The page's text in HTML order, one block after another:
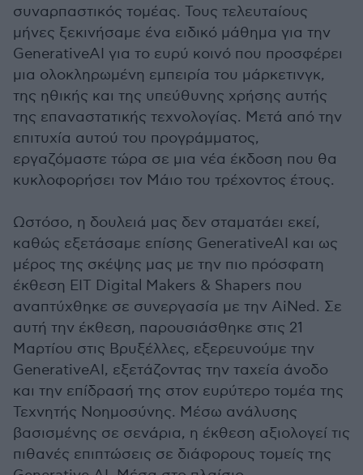
συναρπαστικός τομέας. Τους τελευταίους
μήνες ξεκινήσαμε ένα ειδικό μάθημα για την
GenerativeAI για το ευρύ κοινό που προσφέρει
μια ολοκληρωμένη εμπειρία του μάρκετινγκ,
της ηθικής και της υπεύθυνης χρήσης αυτής
της επαναστατικής τεχνολογίας. Μετά από την
επιτυχία αυτού του προγράμματος,
εργαζόμαστε τώρα σε μια νέα έκδοση που θα
κυκλοφορήσει τον Μάιο του τρέχοντος έτους.
Ωστόσο, η δουλειά μας δεν σταματάει εκεί,
καθώς εξετάσαμε επίσης GenerativeAI και ως
μέρος της σκέψης μας με την πιο πρόσφατη
έκθεση EIT Digital Makers & Shapers που
αναπτύχθηκε σε συνεργασία με την AiNed. Σε
αυτή την έκθεση, παρουσιάσθηκε στις 21
Μαρτίου στις Βρυξέλλες, εξερευνούμε την
GenerativeAI, εξετάζοντας την ταχεία άνοδο
και την επίδρασή της στον ευρύτερο τομέα της
Τεχνητής Νοημοσύνης. Μέσω ανάλυσης
βασισμένης σε σενάρια, η έκθεση αξιολογεί τις
πιθανές επιπτώσεις σε διάφορους τομείς της